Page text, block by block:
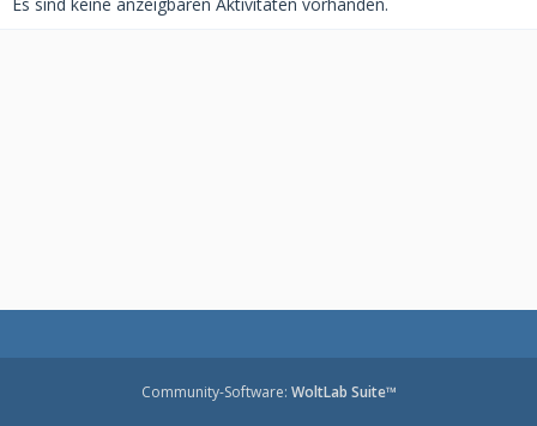
Community-Software: WoltLab Suite™